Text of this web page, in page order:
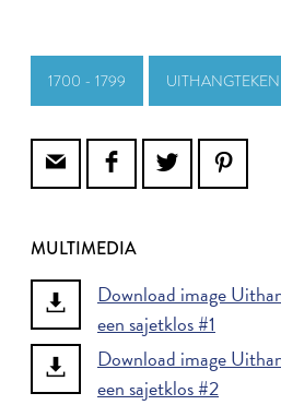
1700 - 1799 UITHANGTEKEN
MULTIMEDIA
Download image
een sajetklos #1
Download image
een sajetklos #2